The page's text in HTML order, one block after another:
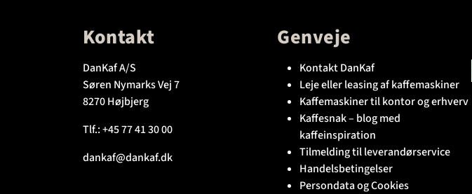
Kontakt
DanKaf A/S
Søren Nymarks Vej 7
8270 Højbjerg
Tlf.:+45 77 41 30 00
dankaf@dankaf.dk
Genveje
Kontakt DanKaf
Leje eller leasing af kaffemaskiner
Kaffemaskiner til kontor og erhverv
Kaffesnak – blog med
kaffeinspiration
Tilmelding til leverandørservice
Handelsbetingelser
Persondata og Cookies